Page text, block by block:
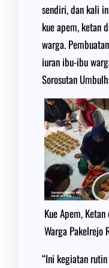
sendiri, dan kali
kue apem, ketan
warga.
iuran ibu-ibu
Sorosutan
Kue Apem,
Warga Pakelrejo
“Ini kegiatan